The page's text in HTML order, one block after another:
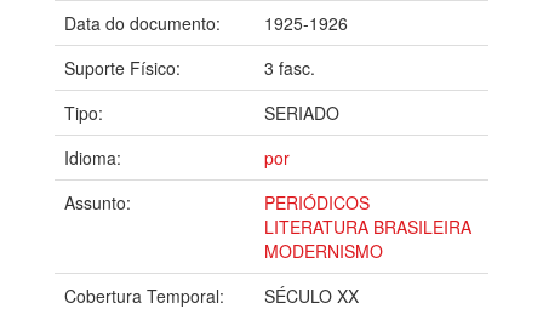
Data do documento:
1925-1926
Suporte Físico:
3 fasc.
Tipo:
SERIADO
Idioma:
por
Assunto:
PERIÓDICOS
LITERATURA BRASILEIRA
MODERNISMO
Cobertura Temporal:
SÉCULO XX